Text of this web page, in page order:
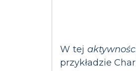
W tej
przykładzie